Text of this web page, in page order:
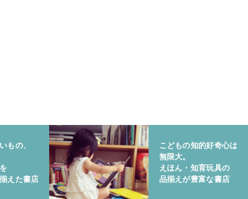
もの、
えた書店
こどもの知的好奇心は
無限大。
えほん・知育玩具の
品揃えが豊富な書店